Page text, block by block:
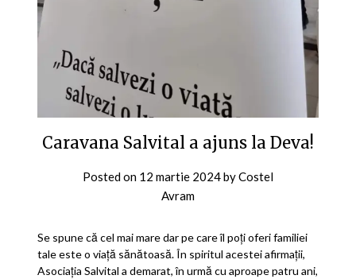
Caravana Salvital a ajuns la Deva!
Posted on 12 martie 2024byCostel
Avram
Se spune că cel mai mare dar pe care îl poți oferi familiei
tale este o viață sănătoasă. În spiritul acestei afirmații,
Asociația Salvital a demarat, în urmă cu aproape patru ani,